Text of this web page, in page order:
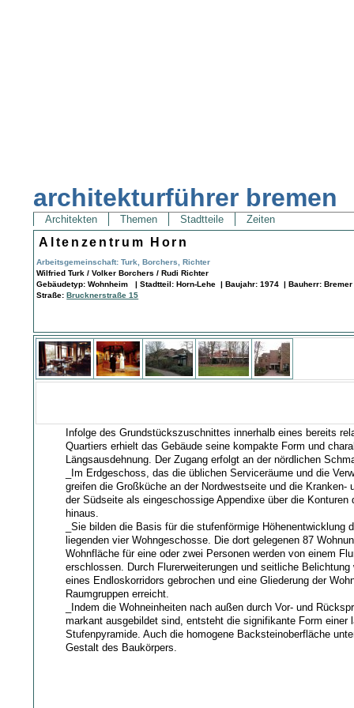
architekturführer bremen
Architekten Themen Stadtteile Zeiten
Altenzentrum Horn
Arbeitsgemeinschaft: Turk, Borchers, Richter
Wilfried Turk / Volker Borchers / Rudi Richter
Gebäudetyp: Wohnheim | Stadtteil: Horn-Lehe | Baujahr: 1974 | Bauherr:
Straße:Brucknerstraße 15
Infolge des Grundstückszuschnittes innerhalb eines bereits
Quartiers erhielt das Gebäude seine kompakte Form und
Längsausdehnung. Der Zugang erfolgt an der nördlichen
_Im Erdgeschoss, das die üblichen Serviceräume und die
greifen die Großküche an der Nordwestseite und die Kranken-
der Südseite als eingeschossige Appendixe über die Konturen
hinaus.
_Sie bilden die Basis für die stufenförmige Höhenentwicklung
liegenden vier Wohngeschosse. Die dort gelegenen 87
Wohnfläche für eine oder zwei Personen werden von einem
erschlossen. Durch Flurerweiterungen und seitliche Belichtung
eines Endloskorridors gebrochen und eine Gliederung der
Raumgruppen erreicht.
_Indem die Wohneinheiten nach außen durch Vor- und
markant ausgebildet sind, entsteht die signifikante Form einer
Stufenpyramide. Auch die homogene Backsteinoberfläche
Gestalt des Baukörpers.